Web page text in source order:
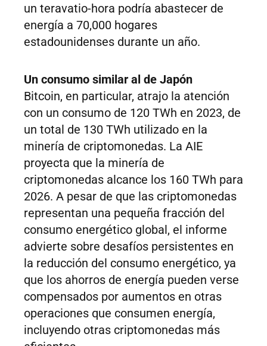
un teravatio-hora podría abastecer de
energía a 70,000 hogares
estadounidenses durante un año.
Un consumo similar al de Japón
Bitcoin, en particular, atrajo la atención
con un consumo de 120 TWh en 2023, de
un total de 130 TWh utilizado en la
minería de criptomonedas. La AIE
proyecta que la minería de
criptomonedas alcance los 160 TWh para
2026. A pesar de que las criptomonedas
representan una pequeña fracción del
consumo energético global, el informe
advierte sobre desafíos persistentes en
la reducción del consumo energético, ya
que los ahorros de energía pueden verse
compensados por aumentos en otras
operaciones que consumen energía,
incluyendo otras criptomonedas más